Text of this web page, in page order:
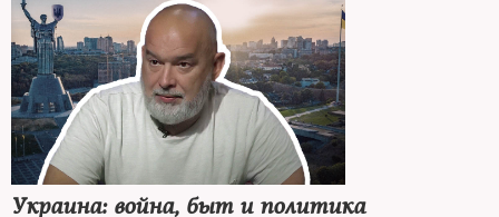
Украина: война, быт и политика